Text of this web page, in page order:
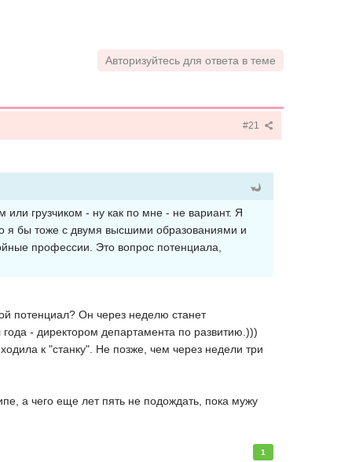
Авторизуйтесь для ответа в теме
#21
грузчиком - ну как по мне - не вариант. Я
я бы тоже с двумя высшими образованиями и
профессии. Это вопрос потенциала,
потенциал? Он через неделю станет
- директором департамента по развитию.)))
к "станку". Не позже, чем через недели три
а чего еще лет пять не подождать, пока мужу
1